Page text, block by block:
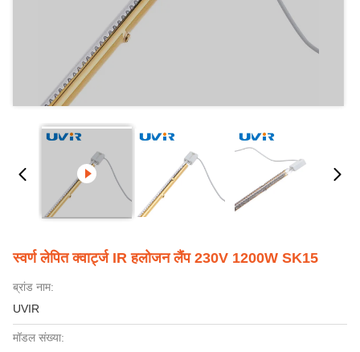
स्वर्ण लेपित क्वार्ट्ज IR हलोजन लैंप 230V 1200W SK15
ब्रांड नाम:
UVIR
मॉडल संख्या: